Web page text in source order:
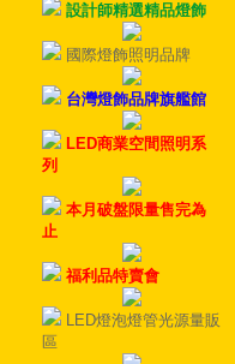
設計師精選精品燈飾
國際燈飾照明品牌
台灣燈飾品牌旗艦館
LED商業空間照明系
列
本月破盤限量售完為
止
福利品特賣會
LED燈泡燈管光源量販
區